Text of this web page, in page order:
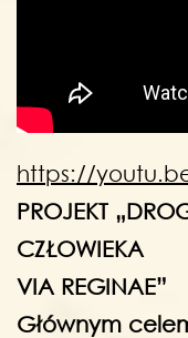
https://
PROJEKT
CZŁOWIEKA
VIA REGINAE”
Głównym